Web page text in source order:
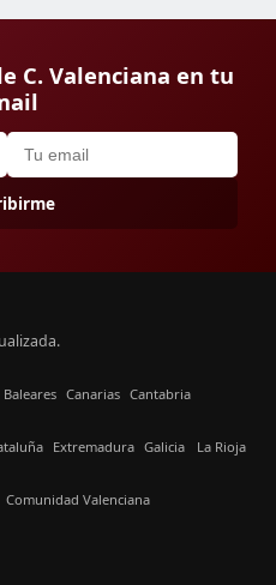
C. Valenciana en tu
Baleares Canarias Cantabria
Extremadura Galicia La Rioja
Comunidad Valenciana